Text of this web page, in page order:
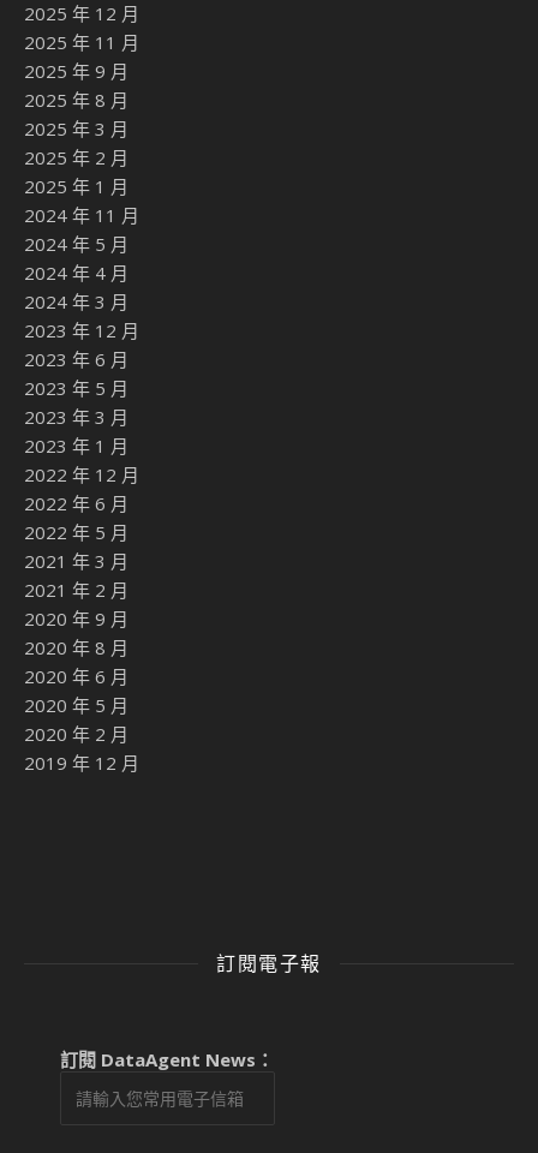
2025 年 12 月
2025 年 11 月
2025 年 9 月
2025 年 8 月
2025 年 3 月
2025 年 2 月
2025 年 1 月
2024 年 11 月
2024 年 5 月
2024 年 4 月
2024 年 3 月
2023 年 12 月
2023 年 6 月
2023 年 5 月
2023 年 3 月
2023 年 1 月
2022 年 12 月
2022 年 6 月
2022 年 5 月
2021 年 3 月
2021 年 2 月
2020 年 9 月
2020 年 8 月
2020 年 6 月
2020 年 5 月
2020 年 2 月
2019 年 12 月
訂閱電子報
訂閱 DataAgent News：